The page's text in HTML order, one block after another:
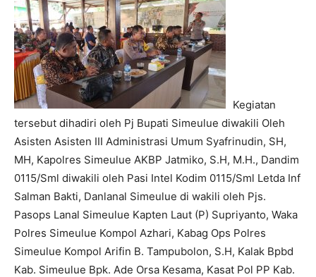
Kegiatan
tersebut dihadiri oleh Pj Bupati Simeulue diwakili Oleh
Asisten Asisten III Administrasi Umum Syafrinudin, SH,
MH, Kapolres Simeulue AKBP Jatmiko, S.H, M.H., Dandim
0115/Sml diwakili oleh Pasi Intel Kodim 0115/Sml Letda Inf
Salman Bakti, Danlanal Simeulue di wakili oleh Pjs.
Pasops Lanal Simeulue Kapten Laut (P) Supriyanto, Waka
Polres Simeulue Kompol Azhari, Kabag Ops Polres
Simeulue Kompol Arifin B. Tampubolon, S.H, Kalak Bpbd
Kab. Simeulue Bpk. Ade Orsa Kesama, Kasat Pol PP Kab.